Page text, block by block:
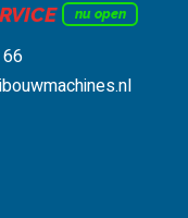
nu open